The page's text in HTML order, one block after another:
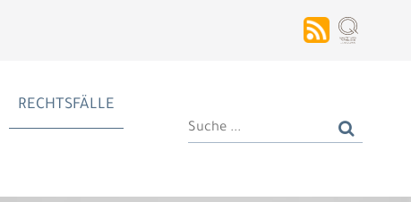
RECHTSFÄLLE